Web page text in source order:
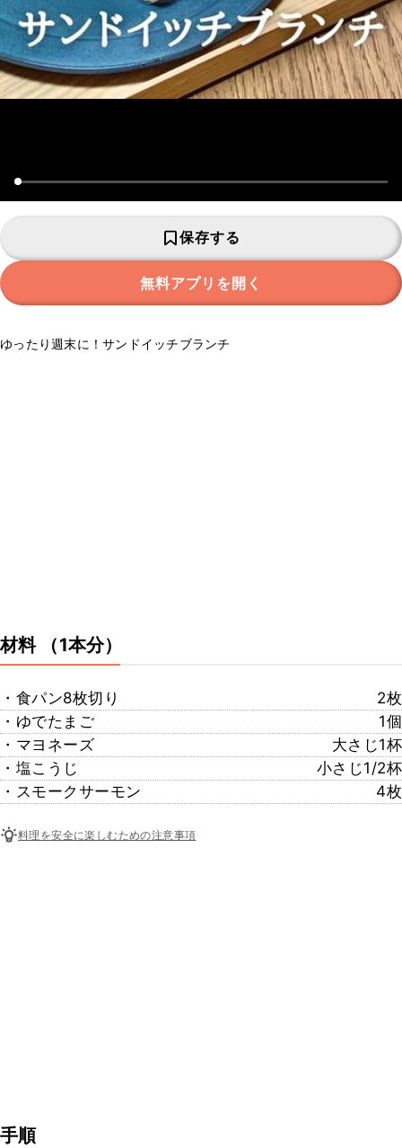
保存する
無料アプリを開く
ゆったり週末に！サンドイッチブランチ
材料 （1本分）
・食パン8枚切り
2枚
・ゆでたまご
1個
・マヨネーズ
大さじ1杯
・塩こうじ
小さじ1/2杯
・スモークサーモン
4枚
料理を安全に楽しむための注意事項
手順